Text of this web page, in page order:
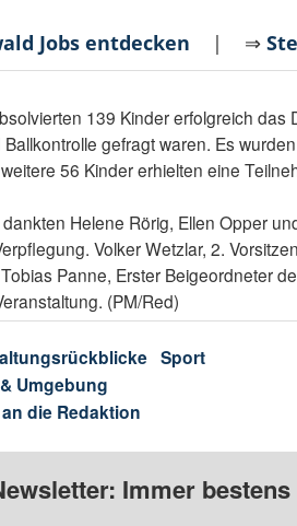
Jobs entdecken | ⇒
139 Kinder erfolgreich das
gefragt waren. Es
56 Kinder erhielten eine
Helene Rörig, Ellen Opper
Volker Wetzlar, 2.
Panne, Erster Beigeordneter
(PM/Red)
Sport
Umgebung
die Redaktion
Immer